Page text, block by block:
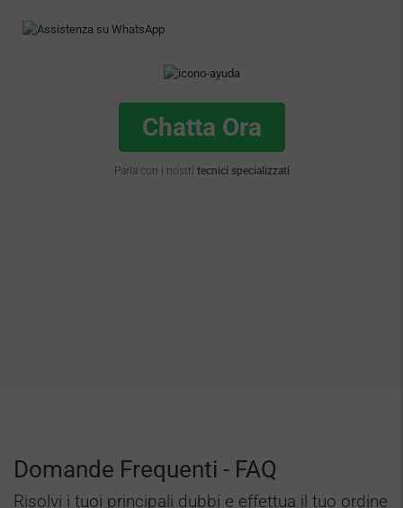
Chatta Ora
Parla con i nostri tecnici specializzati
Domande Frequenti - FAQ
Risolvi i tuoi principali dubbi e effettua il tuo ordine